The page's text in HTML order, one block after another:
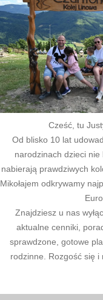
Cześć, tu
Od blisko 10 lat
narodzinach dzieci
nabierają prawdziwych
Mikołajem odkrywamy
Znajdziesz u nas
aktualne cenniki,
sprawdzone, gotowe
rodzinne. Rozgość się